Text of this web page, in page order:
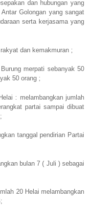
dan hubungan yang
Golongan yang sangat
serta kerjasama yang
dan kemakmuran ;
merpati sebanyak 50
50 orang ;
: melambangkan jumlah
partai sampai dibuat
tanggal pendirian Partai
bulan 7 ( Juli ) sebagai
20 Helai melambangkan